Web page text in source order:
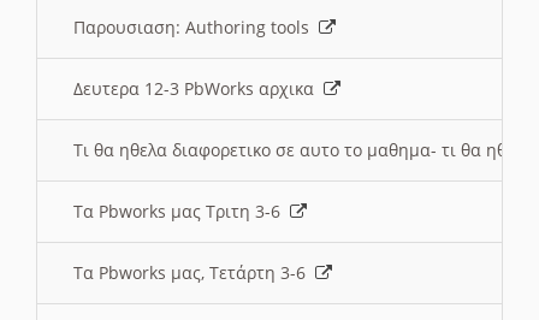
Παρουσιαση: Authoring tools
Δευτερα 12-3 PbWorks αρχικα
Τι θα ηθελα διαφορετικο σε αυτο το μαθημα- τι θα
Τα Pbworks μας Τριτη 3-6
Τα Pbworks μας, Τετάρτη 3-6